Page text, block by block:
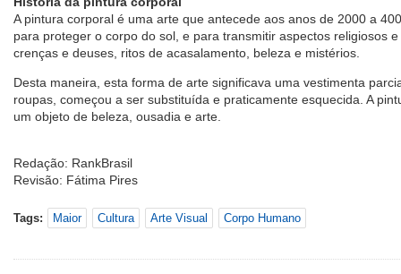
A pintura corporal é uma arte que antecede aos anos de 2000 a
para proteger o corpo do sol, e para transmitir aspectos religiosos
crenças e deuses, ritos de acasalamento, beleza e mistérios.
Desta maneira, esta forma de arte significava uma vestimenta
roupas, começou a ser substituída e praticamente esquecida. A
um objeto de beleza, ousadia e arte.
Redação: RankBrasil
Revisão: Fátima Pires
Tags: Maior Cultura Arte Visual Corpo Humano